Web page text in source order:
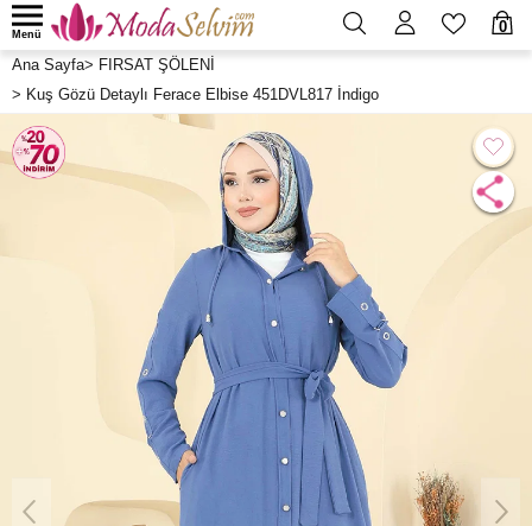
0
Menü
Ana Sayfa> FIRSAT ŞÖLENİ
> Kuş Gözü Detaylı Ferace Elbise 451DVL817 İndigo